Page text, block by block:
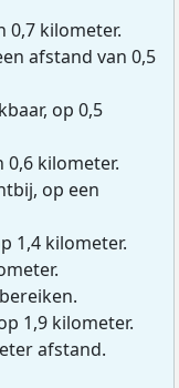
0,7 kilometer.
afstand van 0,5
op 0,5
0,6 kilometer.
op een
1,4 kilometer.
1,9 kilometer.
afstand.